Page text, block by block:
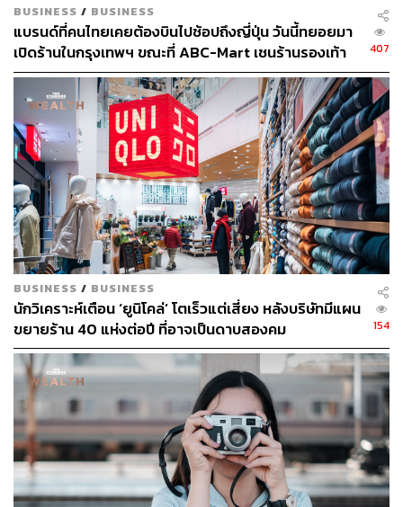
ฉันคิดว่าการร่วมงานกับ UNIQLO นั้นแตกต่างออกไป ใน
ส่วนของความกดดันคงเป็นเรื่องของสเกลงานมากกว่า
แน่นอนว่าต้องคำนึงถึงสิ่งที่ใช่ เมื่อคุณต้องดูแลงานในสเกลที่
ใหญ่ขนาดนี้จึงมีสิ่งที่ต้องคำนึงถึงค่อนข้างเยอะ ในขณะที่ลัก
ชัวรีแบรนด์นั้น โดยทั่วไปแล้วคุณจะมุ่งเน้นไปที่การทำโชว์
มากกว่าเรื่องการขายหรือกำไร ดังนั้นสำหรับฉันแล้ว มันจึง
เป็นเหมือนเรื่องของการขับเคลื่อนผ่านสื่อและการตลาด
มากกว่าการทำเสื้อผ้าสำหรับใส่ในชีวิตประจำวันแต่เพียง
อย่างเดียว แน่นอนว่าทั้งสองแบบล้วนมีหลักการที่แตกต่างกัน
ออกไป แต่ถ้าถามฉัน ส่วนตัวแล้วก็ชอบทั้งสองแบบ แต่ฉันก็
พบว่ามันคุ้มค่ามากที่ได้ออกแบบเสื้อผ้าที่ฉันรู้ว่าผู้หญิงทุกคน
สามารถเดินเข้าไปในร้านเพื่อซื้อและสวมใส่ได้จริง
BUSINESS / BUSINESS
แบรนด์ที่คนไทยเคยต้องบินไปช้อปถึงญี่ปุ่น วันนี้ทยอยมา
เปิดร้านในกรุงเทพฯ ขณะที่ ABC-Mart เชนร้านรองเท้า
รายใหญ่ก็เริ่มมองตลาดนี้แล้ว
407
BUSINESS / BUSINESS
นักวิเคราะห์เตือน ‘ยูนิโคล่’ โตเร็วแต่เสี่ยง หลังบริษัทมีแผน
ขยายร้าน 40 แห่งต่อปี ที่อาจเป็นดาบสองคม
154